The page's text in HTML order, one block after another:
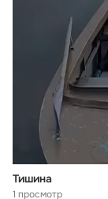
Тишина
1 просмотр